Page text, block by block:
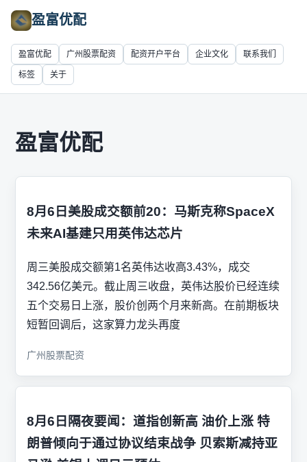
盈富优配
盈富优配 广州股票配资 配资开户平台 企业文化 联系我们
标签 关于
盈富优配
8月6日美股成交额前20：马斯克称SpaceX
未来AI基建只用英伟达芯片
周三美股成交额第1名英伟达收高3.43%，成交
342.56亿美元。截止周三收盘，英伟达股价已经连续
五个交易日上涨，股价创两个月来新高。在前期板块
短暂回调后，这家算力龙头再度
广州股票配资
8月6日隔夜要闻：道指创新高 油价上涨 特
朗普倾向于通过协议结束战争 贝索斯减持亚